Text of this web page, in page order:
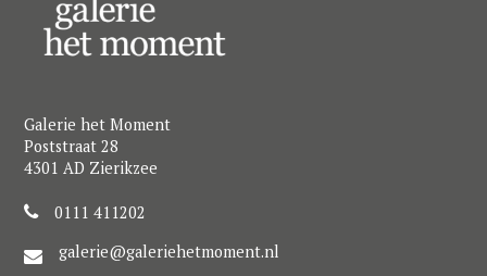
Galerie het Moment
Poststraat 28
4301 AD Zierikzee
0111 411202
galerie@galeriehetmoment.nl